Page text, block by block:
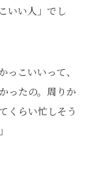
いい人」でし
っこいいって、
ったの。周りか
くらい忙しそう